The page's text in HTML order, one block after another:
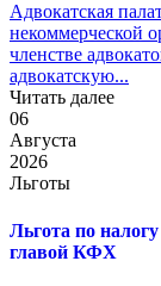
Адвокатская
некоммерческой
членстве
адвокатскую...
Читать далее
06
Августа
2026
Льготы
Льгота по
главой КФХ